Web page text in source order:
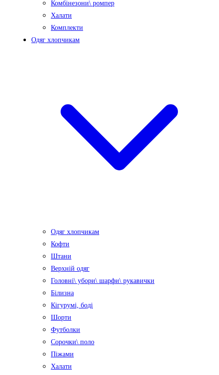
Комбінезони\ ромпер
Халати
Комплекти
Одяг хлопчикам
Одяг хлопчикам
Кофти
Штани
Верхній одяг
Головні\ убори\ шарфи\ рукавички
Білизна
Кігурумі, боді
Шорти
Футболки
Сорочки\ поло
Піжами
Халати